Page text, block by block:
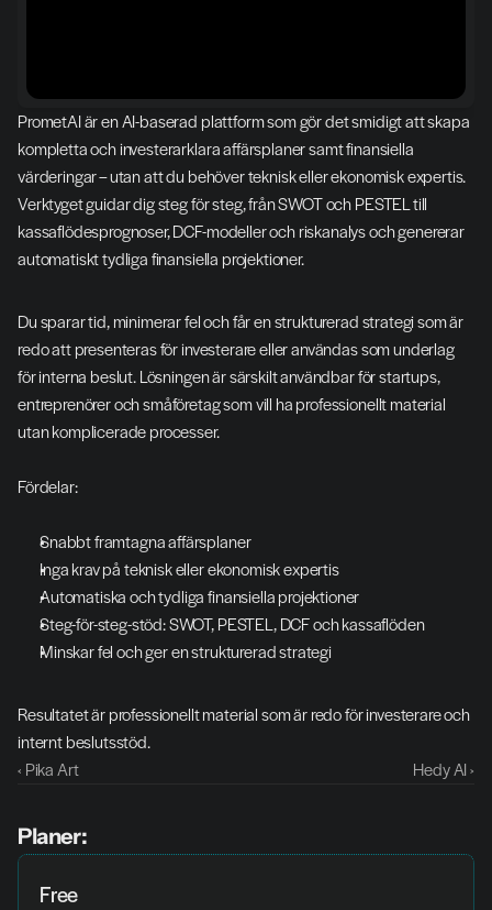
PrometAI är en AI-baserad plattform som gör det smidigt att skapa
kompletta och investerarklara affärsplaner samt finansiella
värderingar – utan att du behöver teknisk eller ekonomisk expertis.
Verktyget guidar dig steg för steg, från SWOT och PESTEL till
kassaflödesprognoser, DCF-modeller och riskanalys och genererar
automatiskt tydliga finansiella projektioner.
Du sparar tid, minimerar fel och får en strukturerad strategi som är
redo att presenteras för investerare eller användas som underlag
för interna beslut. Lösningen är särskilt användbar för startups,
entreprenörer och småföretag som vill ha professionellt material
utan komplicerade processer.
Fördelar:
Snabbt framtagna affärsplaner
Inga krav på teknisk eller ekonomisk expertis
Automatiska och tydliga finansiella projektioner
Steg-för-steg-stöd: SWOT, PESTEL, DCF och kassaflöden
Minskar fel och ger en strukturerad strategi
Resultatet är professionellt material som är redo för investerare och
internt beslutsstöd.
‹ Pika Art
Hedy AI ›
Planer:
Free